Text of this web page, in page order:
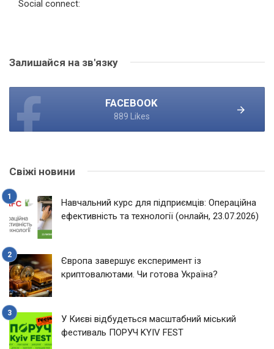
Social connect:
Залишайся на зв'язку
FACEBOOK
889 Likes
Свіжі новини
Навчальний курс для підприємців: Операційна
ефективність та технології (онлайн, 23.07.2026)
Європа завершує експеримент із
криптовалютами. Чи готова Україна?
У Києві відбудеться масштабний міський
фестиваль ПОРУЧ KYIV FEST